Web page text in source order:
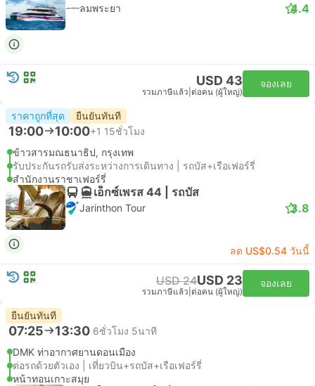
ลมพระยา 4.4
USD 43
รวมภาษีแล้ว ต่อคน (ผู้ใหญ่)
จองเลย
ราคาถูกที่สุด ยืนยันทันที
19:00 10:00+1 15ชั่วโมง
ข้าวสารมณธนาธิป, กรุงเทพ
รับประกันรถรับส่งระหว่างการเดินทาง | รถบัส+เรือเฟอร์รี่
สำนักงานราชาเฟอร์รี่
เอ็กซ์เพรส 44 | รถบัส
Jarinthon Tour 3.8
ลด US$0.54 วันนี้
USD 24USD 23
รวมภาษีแล้ว ต่อคน (ผู้ใหญ่)
จองเลย
ยืนยันทันที
07:25 13:30 6ชั่วโมง 5นาที
DMK ท่าอากาศยานดอนเมือง
ต่อรถด้วยตัวเอง | เที่ยวบิน+รถบัส+เรือเฟอร์รี่
หน้าทอนเกาะสมุย